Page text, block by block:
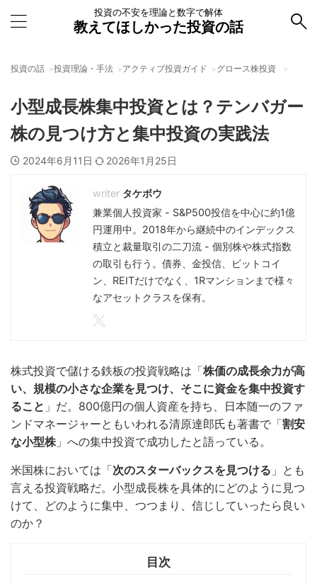
投資の不安を理論と数字で解体
教えてほしかった投資の話
投資の話 投資理論・手法 アクティブ投資ガイド グロース株投資
小型成長株集中投資とは？テンバガー
株の見つけ方と集中投資の実践法
2024年6月11日 2026年1月25日
タケボウ
兼業個人投資家 - S&P500投信を中心に約1億
円運用中。2018年から継続中のインデックス
積立と裁量取引の二刀流 - 個別株や株式指数
の取引も行う。債券、金投信、ビットコイ
ン、REITだけでなく、1Rマンションまで様々
なアセットクラスを保有。
株式投資で儲ける鉄板の投資戦略は「株価の成長余力が高
い、規模の小さな企業を見つけ、そこに資金を集中投資す
ること 」だ。800億円の個人資産を持ち、日本随一のファ
ンドマネージャーともいわれる清原達郎氏も著書で「割安
な小型株」への集中投資で成功したと語っている。
米国株においては「次のスターバックスを見つける 」とも
言える投資戦略だ。小型成長株を具体的にどのように見つ
けて、どのように集中、つつまり、信じしていったら良い
のか？